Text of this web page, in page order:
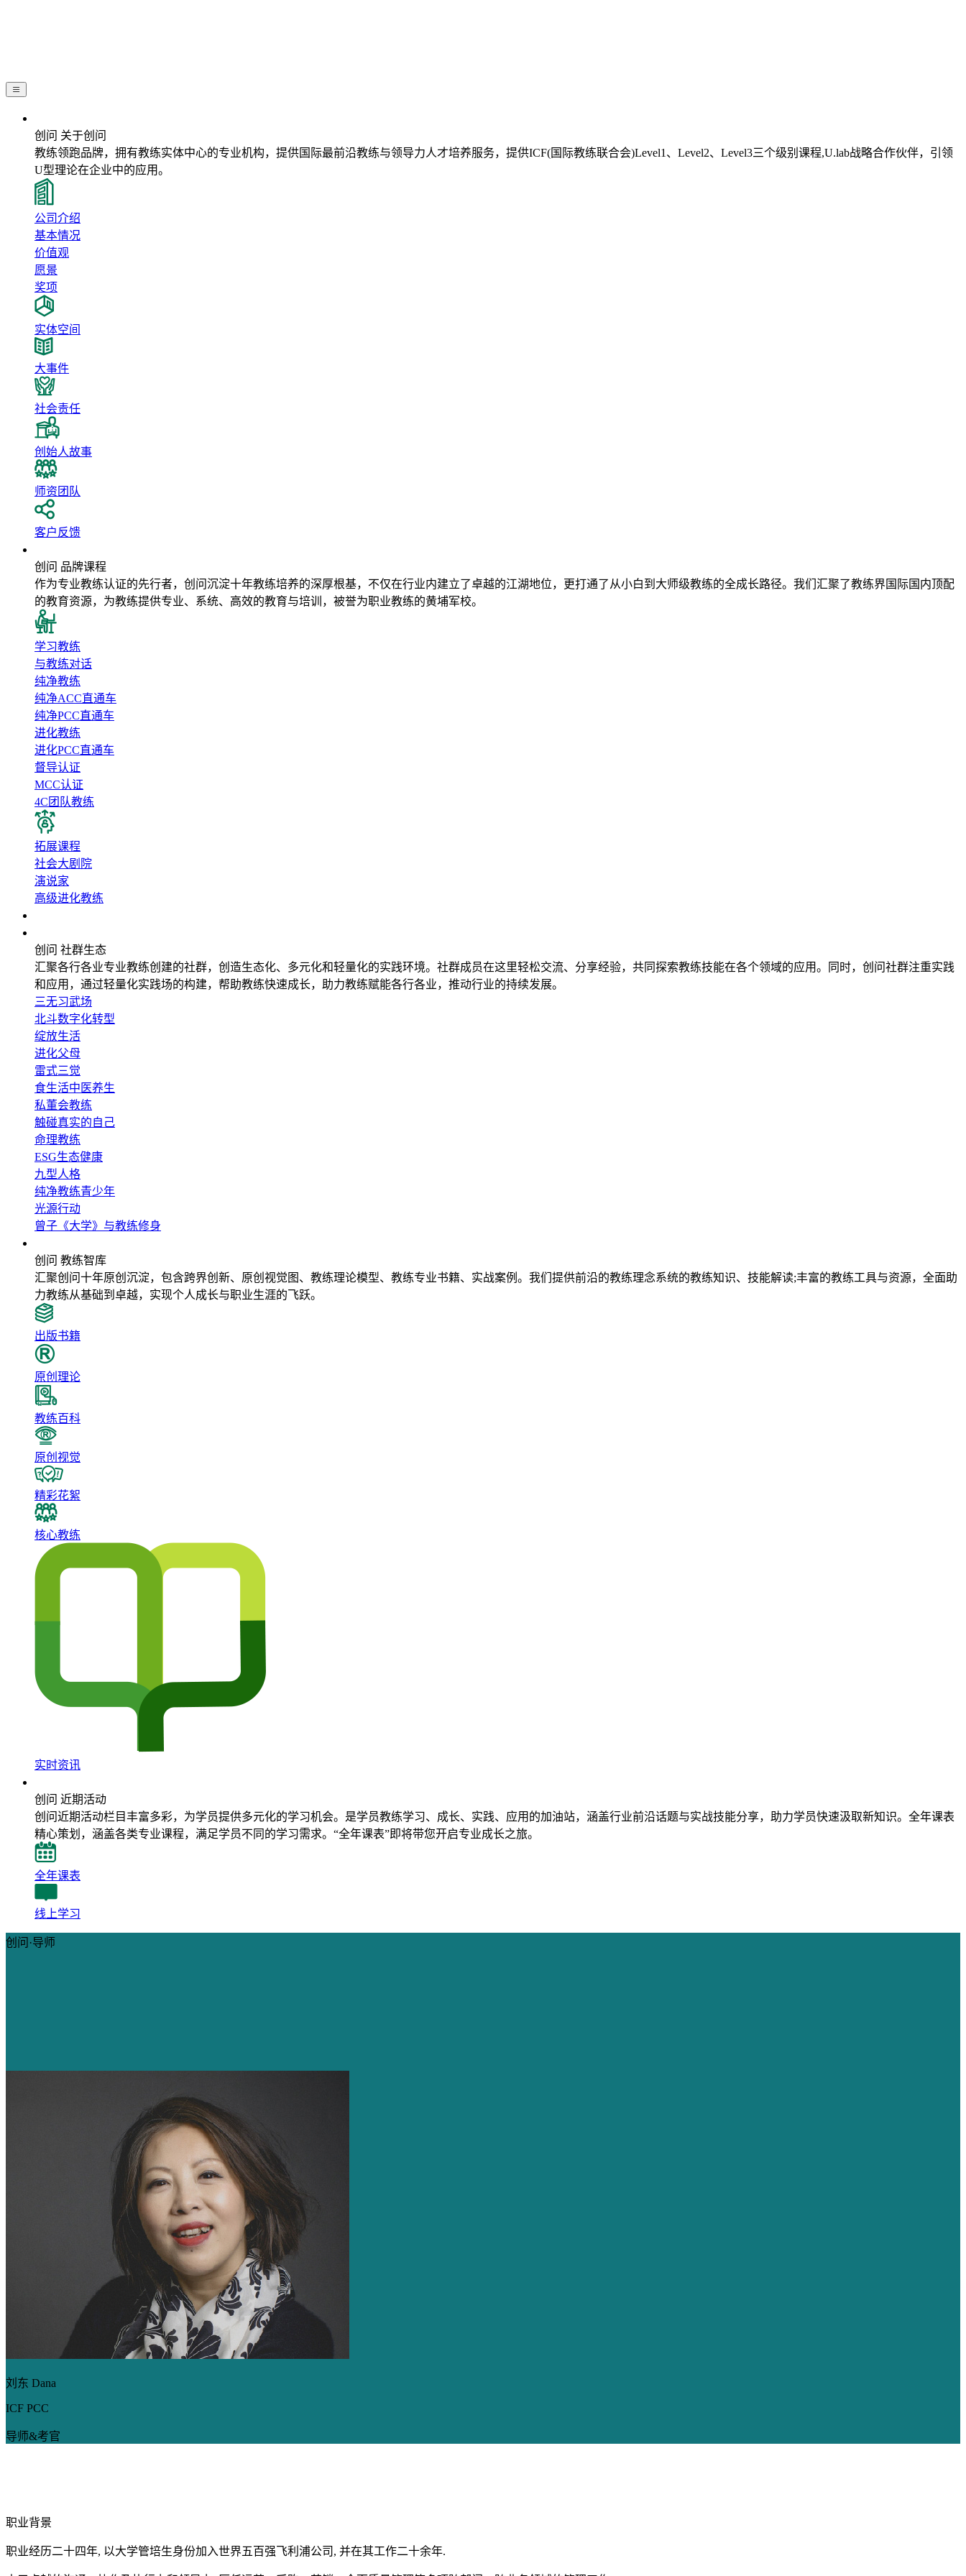
创问 关于创问
教练领跑品牌，拥有教练实体中心的专业机构，提供国际最前沿教练与领导力人才培养服务，提供ICF(国际教练联合会)Level1、Level2、Level3三个级别课程,U.lab战略合作伙伴，引领
U型理论在企业中的应用。
公司介绍
基本情况
价值观
愿景
奖项
实体空间
大事件
社会责任
创始人故事
师资团队
客户反馈
创问 品牌课程
作为专业教练认证的先行者，创问沉淀十年教练培养的深厚根基，不仅在行业内建立了卓越的江湖地位，更打通了从小白到大师级教练的全成长路径。我们汇聚了教练界国际国内顶配
的教育资源，为教练提供专业、系统、高效的教育与培训，被誉为职业教练的黄埔军校。
学习教练
与教练对话
纯净教练
纯净ACC直通车
纯净PCC直通车
进化教练
进化PCC直通车
督导认证
MCC认证
4C团队教练
拓展课程
社会大剧院
演说家
高级进化教练
创问 社群生态
汇聚各行各业专业教练创建的社群，创造生态化、多元化和轻量化的实践环境。社群成员在这里轻松交流、分享经验，共同探索教练技能在各个领域的应用。同时，创问社群注重实践
和应用，通过轻量化实践场的构建，帮助教练快速成长，助力教练赋能各行各业，推动行业的持续发展。
三无习武场
北斗数字化转型
绽放生活
进化父母
雷式三觉
食生活中医养生
私董会教练
触碰真实的自己
命理教练
ESG生态健康
九型人格
纯净教练青少年
光源行动
曾子《大学》与教练修身
创问 教练智库
汇聚创问十年原创沉淀，包含跨界创新、原创视觉图、教练理论模型、教练专业书籍、实战案例。我们提供前沿的教练理念系统的教练知识、技能解读;丰富的教练工具与资源，全面助
力教练从基础到卓越，实现个人成长与职业生涯的飞跃。
出版书籍
原创理论
教练百科
原创视觉
精彩花絮
核心教练
实时资讯
创问 近期活动
创问近期活动栏目丰富多彩，为学员提供多元化的学习机会。是学员教练学习、成长、实践、应用的加油站，涵盖行业前沿话题与实战技能分享，助力学员快速汲取新知识。全年课表
精心策划，涵盖各类专业课程，满足学员不同的学习需求。“全年课表”即将带您开启专业成长之旅。
全年课表
线上学习
创问·导师
刘东 Dana
ICF PCC
导师&考官
职业背景
职业经历二十四年, 以大学管培生身份加入世界五百强飞利浦公司, 并在其工作二十余年.